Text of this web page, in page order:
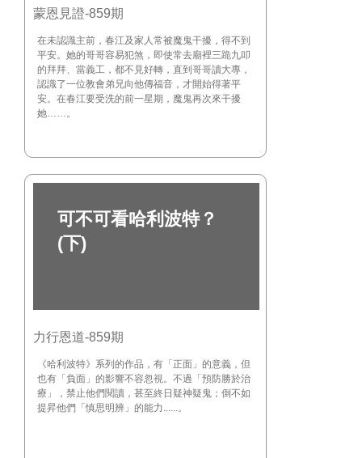
蒙恩見證-859期
在未認識主前，春江及家人常被魔鬼干擾，得不到
平安。她的哥哥容易犯煞，即使常去廟裡三跪九叩
的拜拜、當義工，都不見好轉，直到哥哥讀大專，
認識了一位教會弟兄向他傳福音，才開始得著平
安。在春江要受洗的前一星期，魔鬼再次來干擾
她……。
可不可看哈利波特？
(下)
力行恩道-859期
《哈利波特》系列的作品，有「正面」的意義，但
也有「負面」的影響不容忽視。不過「預防勝於治
療」，禁止他們閱讀，甚至終日疑神疑鬼；倒不如
提昇他們「慎思明辨」的能力......。